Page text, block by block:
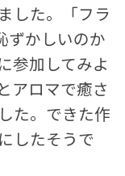
した。「フラ
ずかしいのか
参加してみよ
アロマで癒さ
た。できた作
したそうで